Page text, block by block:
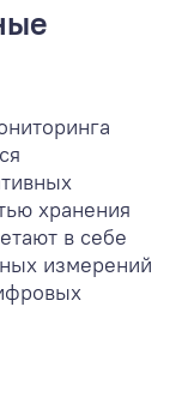
хранения
в себе
измерений